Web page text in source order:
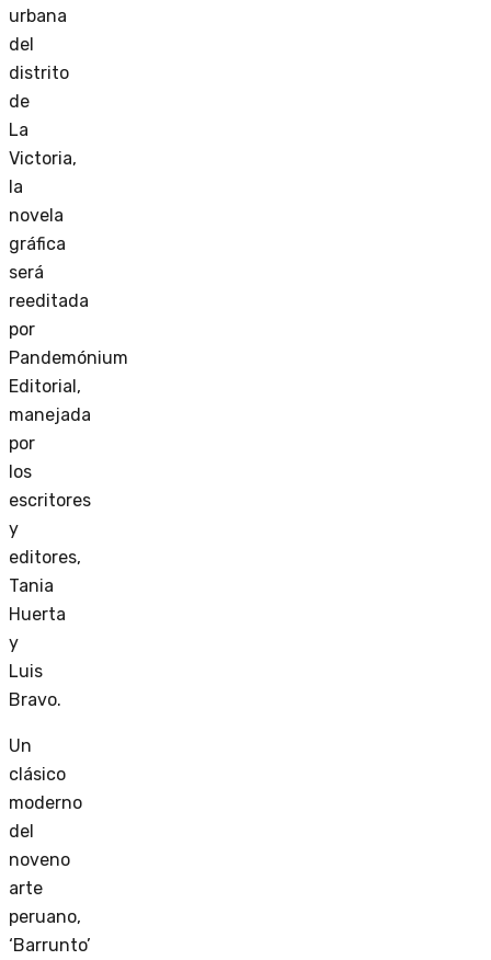
urbana
del
distrito
de
La
Victoria,
la
novela
gráfica
será
reeditada
por
Pandemónium
Editorial,
manejada
por
los
escritores
y
editores,
Tania
Huerta
y
Luis
Bravo.
Un
clásico
moderno
del
noveno
arte
peruano,
‘Barrunto’